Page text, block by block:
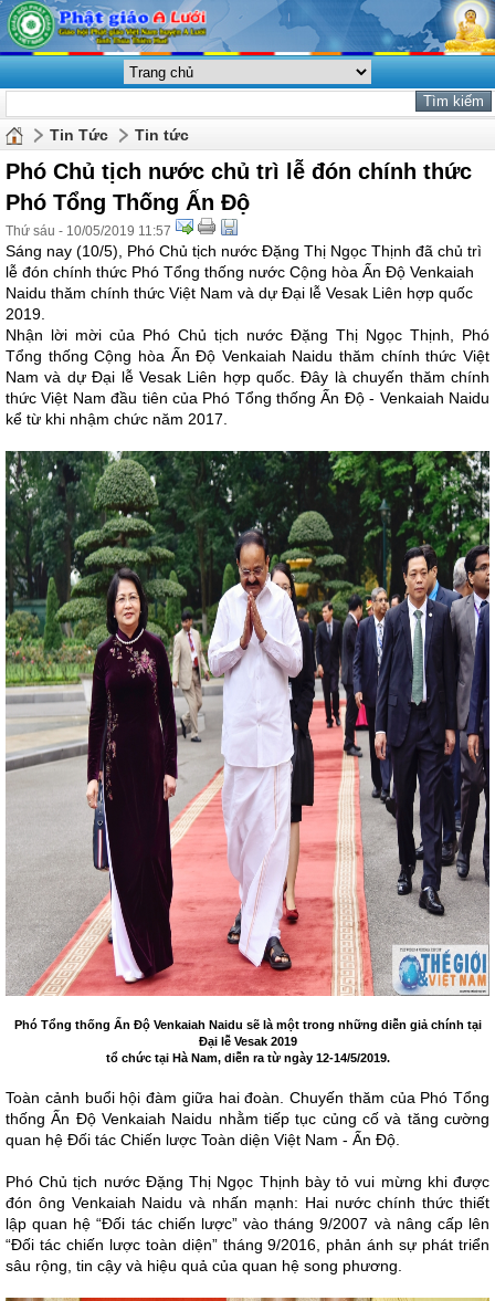
Tin Tức Tin tức
Phó Chủ tịch nước chủ trì lễ đón chính thức
Phó Tổng Thống Ấn Độ
Thứ sáu - 10/05/2019 11:57
Sáng nay (10/5), Phó Chủ tịch nước Đặng Thị Ngọc Thịnh đã chủ trì
lễ đón chính thức Phó Tổng thống nước Cộng hòa Ấn Độ Venkaiah
Naidu thăm chính thức Việt Nam và dự Đại lễ Vesak Liên hợp quốc
2019.
Nhận lời mời của Phó Chủ tịch nước Đặng Thị Ngọc Thịnh, Phó
Tổng thống Cộng hòa Ấn Độ Venkaiah Naidu thăm chính thức Việt
Nam và dự Đại lễ Vesak Liên hợp quốc. Đây là chuyến thăm chính
thức Việt Nam đầu tiên của Phó Tổng thống Ấn Độ - Venkaiah Naidu
kể từ khi nhậm chức năm 2017.
Phó Tổng thống Ấn Độ Venkaiah Naidu sẽ là một trong những diễn giả chính tại
Đại lễ Vesak 2019
tổ chức tại Hà Nam, diễn ra từ ngày 12-14/5/2019.
Toàn cảnh buổi hội đàm giữa hai đoàn. Chuyến thăm của Phó Tổng
thống Ấn Độ Venkaiah Naidu nhằm tiếp tục củng cố và tăng cường
quan hệ Đối tác Chiến lược Toàn diện Việt Nam - Ấn Độ.
Phó Chủ tịch nước Đặng Thị Ngọc Thịnh bày tỏ vui mừng khi được
đón ông Venkaiah Naidu và nhấn mạnh: Hai nước chính thức thiết
lập quan hệ “Đối tác chiến lược” vào tháng 9/2007 và nâng cấp lên
“Đối tác chiến lược toàn diện” tháng 9/2016, phản ánh sự phát triển
sâu rộng, tin cậy và hiệu quả của quan hệ song phương.